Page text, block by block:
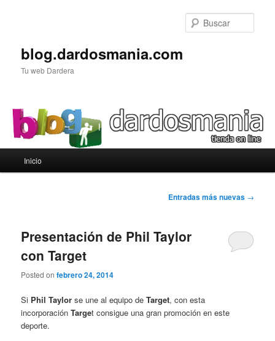
blog.dardosmania.com
Tu web Dardera
principal
Inicio
Entradas más nuevas →
Presentación de Phil Taylor
con Target
Posted onfebrero 24, 2014
Si Phil Taylor se une al equipo deTarget, con esta
incorporaciónTarget consigue una gran promoción en este
deporte.